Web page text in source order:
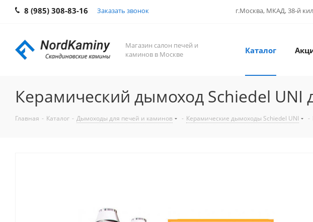
8 (985) 308-83-16 Заказать звонок г.Москва, МКАД, 38-й
Магазин салон печей и
каминов в Москве
Каталог
Керамический дымоход Schiedel
Главная - Каталог - Дымоходы для печей и каминов - Керамические дымоходы Schiedel UNI -